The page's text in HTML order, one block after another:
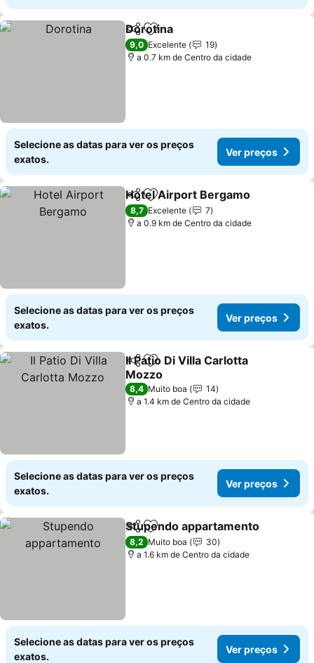
PartilharAdicionar aos favoritos
Dorotina
9,0 Excelente
19
a 0.7 km de Centro da cidade
Selecione as datas para ver os preços
exatos.
Ver preços
PartilharAdicionar aos favoritos
Hotel Airport Bergamo
8,7 Excelente
7
a 0.9 km de Centro da cidade
Selecione as datas para ver os preços
exatos.
Ver preços
PartilharAdicionar aos favoritos
Il Patio Di Villa Carlotta
Mozzo
8,4 Muito boa
14
a 1.4 km de Centro da cidade
Selecione as datas para ver os preços
exatos.
Ver preços
PartilharAdicionar aos favoritos
Stupendo appartamento
8,2 Muito boa
30
a 1.6 km de Centro da cidade
Selecione as datas para ver os preços
exatos.
Ver preços